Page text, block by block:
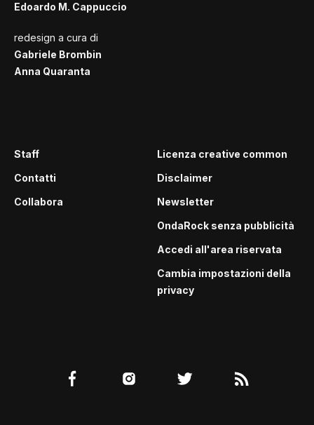
Edoardo M. Cappuccio
redesign a cura di
Gabriele Brombin
Anna Quaranta
Staff
Contatti
Collabora
Licenza creative common
Disclaimer
Newsletter
OndaRock senza pubblicità
Accedi all'area riservata
Cambia impostazioni della
privacy